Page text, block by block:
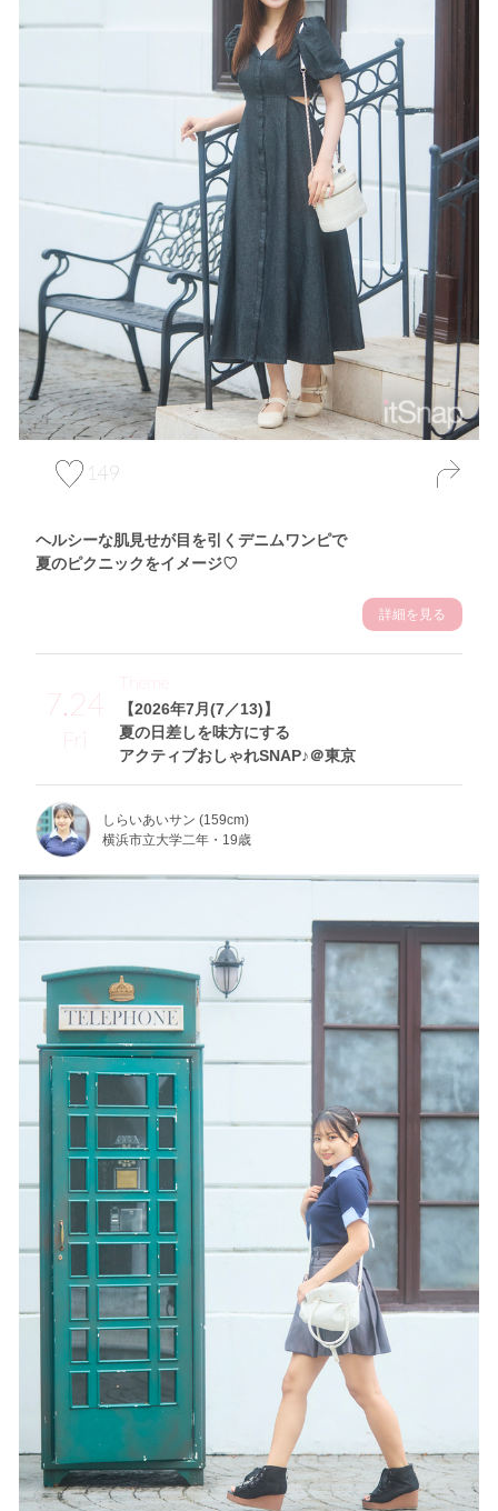
149
ヘルシーな肌見せが目を引くデニムワンピで
夏のピクニックをイメージ♡
詳細を見る
7.24
Fri
【2026年7月(7／13)】
夏の日差しを味方にする
アクティブおしゃれSNAP♪＠東京
Theme
しらいあいサン (159cm)
横浜市立大学二年・19歳